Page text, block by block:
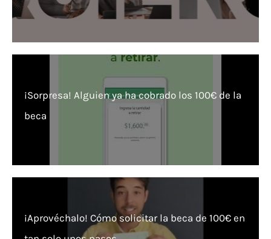
¡Sorpresa! Alguien ya ha cobrado los 100€ de la
beca
¡Aprovéchalo! Cómo solicitar la beca de 100€ en